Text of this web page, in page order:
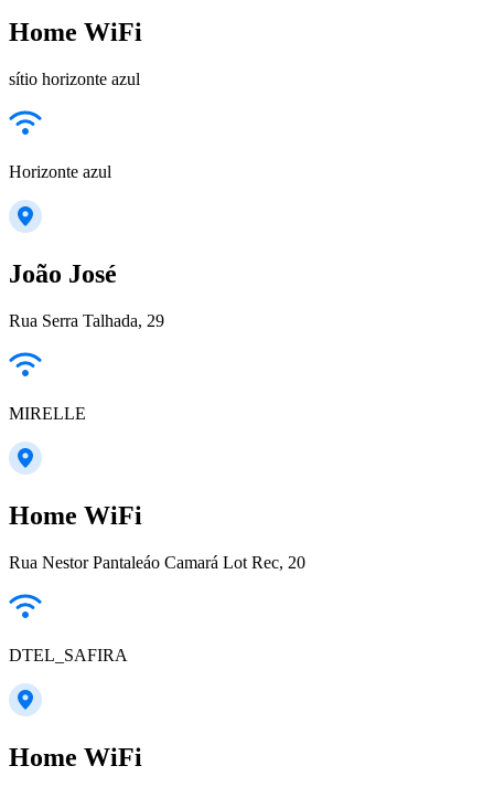
Home WiFi
sítio horizonte azul
Horizonte azul
João José
Rua Serra Talhada, 29
MIRELLE
Home WiFi
Rua Nestor Pantaleáo Camará Lot Rec, 20
DTEL_SAFIRA
Home WiFi